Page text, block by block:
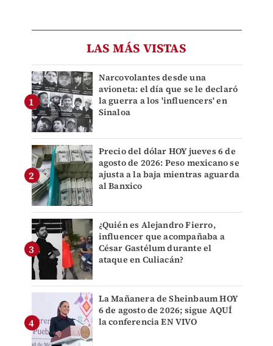
LAS MÁS VISTAS
Narcovolantes desde una
avioneta: el día que se le declaró
la guerra a los 'influencers' en
Sinaloa
Precio del dólar HOY jueves 6 de
agosto de 2026: Peso mexicano se
ajusta a la baja mientras aguarda
al Banxico
¿Quién es Alejandro Fierro,
influencer que acompañaba a
César Gastélum durante el
ataque en Culiacán?
La Mañanera de Sheinbaum HOY
6 de agosto de 2026; sigue AQUÍ
la conferencia EN VIVO